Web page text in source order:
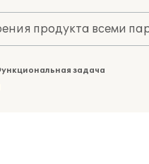
продукта всеми
задача